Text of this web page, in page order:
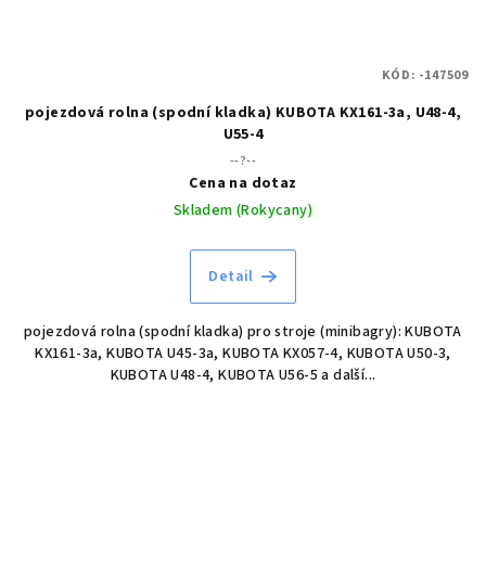
pojezdová rolna (spodní kladka) KUBOTA KX161-3a, U48-4,
U55-4
--?--
Cena na dotaz
Skladem (Rokycany)
Detail
pojezdová rolna (spodní kladka) pro stroje (minibagry): KUBOTA
KX161-3a, KUBOTA U45-3a, KUBOTA KX057-4, KUBOTA U50-3,
KUBOTA U48-4, KUBOTA U56-5 a další...
KÓD: -147509